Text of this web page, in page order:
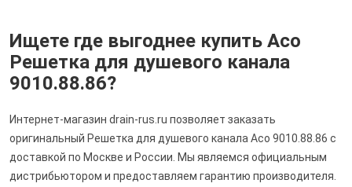
Ищете где выгоднее купить Aco
Решетка для душевого канала
9010.88.86?
Интернет-магазин drain-rus.ru позволяет заказать
оригинальный Решетка для душевого канала Aco 9010.88.86 с
доставкой по Москве и России. Мы являемся официальным
дистрибьютором и предоставляем гарантию производителя.